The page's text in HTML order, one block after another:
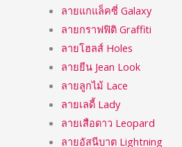
ลายแกแล็คซี่ Galaxy
ลายกราฟฟิติ Graffiti
ลายโฮลส์ Holes
ลายยีน Jean Look
ลายลูกไม้ Lace
ลายเลดี้ Lady
ลายเสือดาว Leopard
ลายอัสนีบาต Lightning